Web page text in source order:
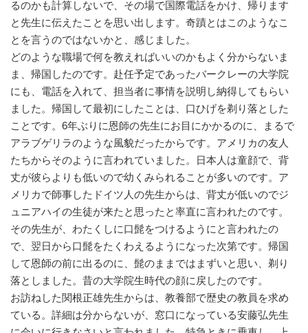
るのかも計算しないで、その場で国際電話をかけ、帰ります
と先生に伝えたことを思い出します。奇蹟とはこのようなこ
とを言うのではないかと、感じました。
どのような職場で何を教えればいいのかもよく分からないま
ま、帰国したのです。赴任予定であったバークレーの大学院
にも、電話を入れて、担当者に事情を説明し納得してもらい
ました。帰国して最初にしたことは、口ひげを剃り落とした
ことです。6年ぶりに恩師の先生にお目にかかるのに、まるで
アラブゲリラのような風貌だったからです。アメリカの友人
たちからそのように言われていました。日本人は童顔で、背
丈が彼らよりも低いので幼くみられることが多いのです。ア
メリカで師事したドイツ人の先生からは、背丈が低いのでジ
ュニアハイの生徒が来たと思ったと率直に言われたのです。
その先生が、わたくしに口髭をつけるようにと言われたの
で、翌日から口髭をたくわえるようになった次第です。帰国
して恩師の前に出るのに、髭のままではまずいと思い、剃り
落としました。昔の大学院生時代の顔に戻したのです。
お訪ねした関根正雄先生からは、教養部で歴史の教員を求め
ている。詳細は分からないが、窓口になっている安藤弘先生